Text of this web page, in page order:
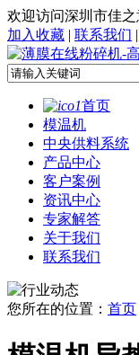
欢迎访问深圳市佳
加入收藏 | 联系我们 |
首页
模温机
中央供料系统
产品中心
客户案例
资讯中心
专家解答
关于我们
联系我们
您所在的位置： 首页